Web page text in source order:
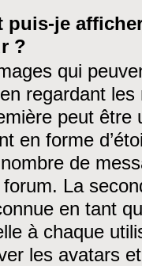
puis-je
?
qui
regardant
peut être
en forme
de
La
en tant
à chaque
les avatars